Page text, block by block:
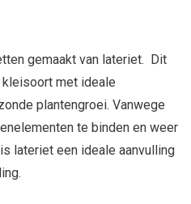
gemaakt van lateriet. Dit
kleisoort met ideale
plantengroei. Vanwege
te binden en weer
lateriet een ideale aanvulling